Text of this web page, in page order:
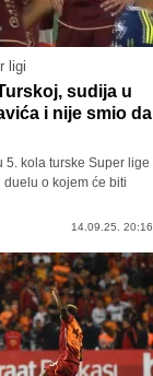
ligi
sudija u
i nije smio da
5. kola turske Super lige
o kojem će biti
14.09.25. 20:16